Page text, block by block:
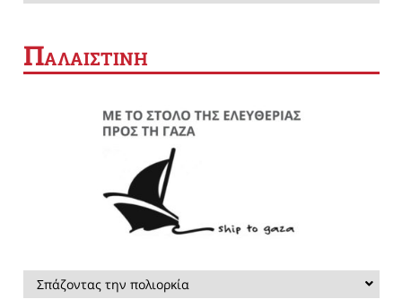
ΠΑΛΑΙΣΤΙΝΗ
Σπάζοντας την πολιορκία